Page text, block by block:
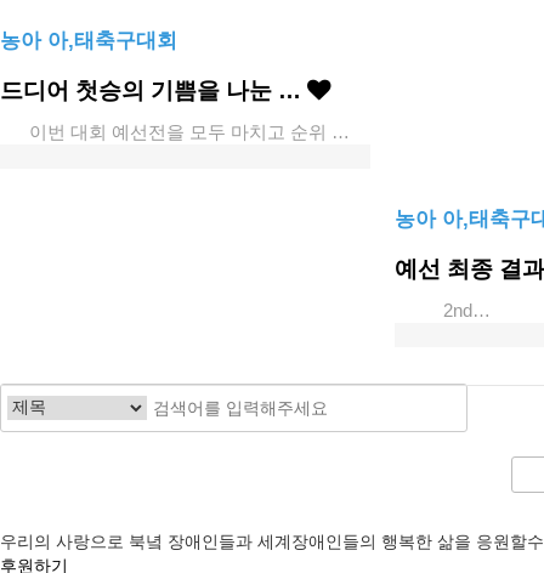
농아 아,태축구대회
드디어 첫승의 기쁨을 나눈 …
이번 대회 예선전을 모두 마치고 순위 …
농아 아,태축구
예선 최종 결
2nd…
우리의 사랑으로 북녘 장애인들과 세계장애인들의 행복한 삶을 응원할
후원하기